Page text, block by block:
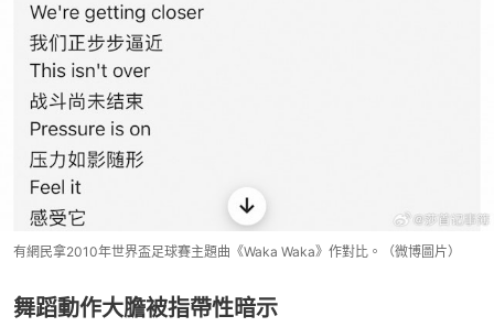
有網民拿2010年世界盃足球賽主題曲《Waka Waka》作對比。（微博圖片）
舞蹈動作大膽被指帶性暗示